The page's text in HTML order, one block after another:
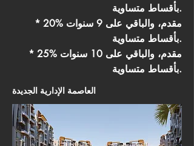
بأقساط متساوية.
* 20% مقدم، والباقي على 9 سنوات
بأقساط متساوية.
* 25% مقدم، والباقي على 10 سنوات
بأقساط متساوية.
العاصمة الإدارية الجديدة